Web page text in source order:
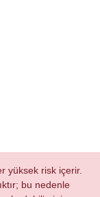
yüksek risk içerir.
bu nedenle